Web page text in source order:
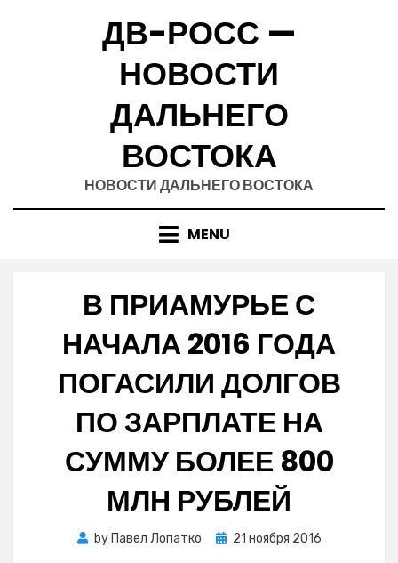
ДВ-РОСС —
НОВОСТИ
ДАЛЬНЕГО
ВОСТОКА
НОВОСТИ ДАЛЬНЕГО ВОСТОКА
MENU
В ПРИАМУРЬЕ С
НАЧАЛА 2016 ГОДА
ПОГАСИЛИ ДОЛГОВ
ПО ЗАРПЛАТЕ НА
СУММУ БОЛЕЕ 800
МЛН РУБЛЕЙ
by Павел Лопатко
Posted
21 ноября 2016